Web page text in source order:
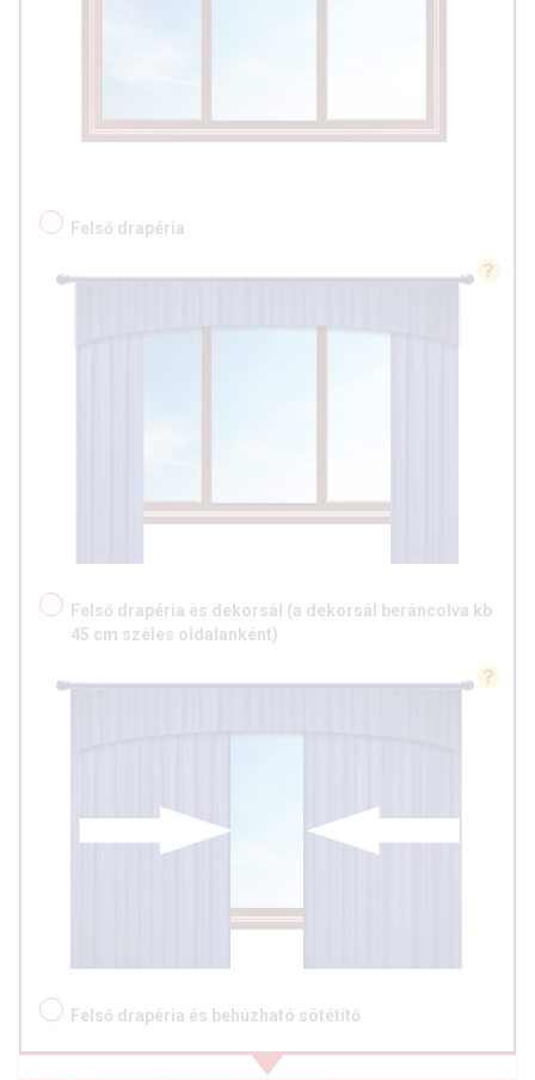
Felső drapéria
Felső drapéria és dekorsál (a dekorsál beráncolva kb
45 cm széles oldalanként)
Felső drapéria és behúzható sötétítő